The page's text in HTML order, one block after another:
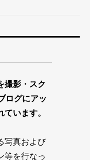
撮影・スク
ログにアッ
います。
写真および
等を行なっ